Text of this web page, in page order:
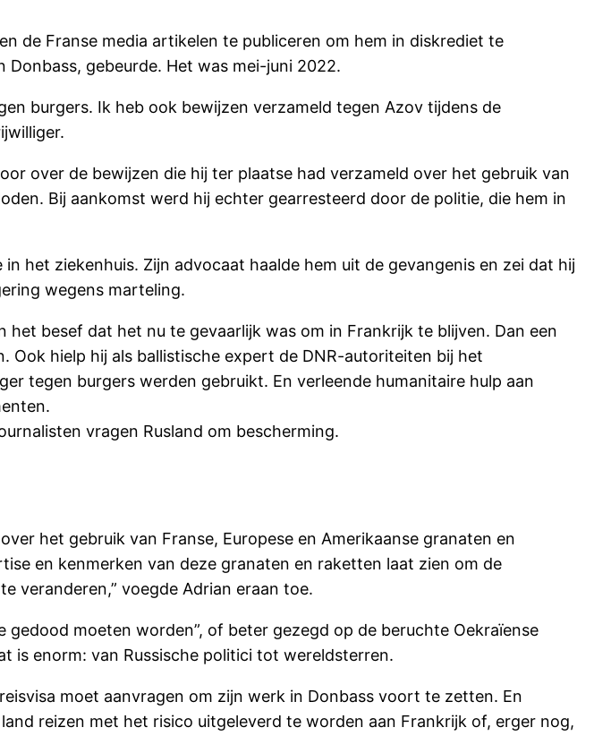
de Franse media artikelen te publiceren om hem in diskrediet te
gebeurde. Het was mei-juni 2022.
burgers. Ik heb ook bewijzen verzameld tegen Azov tijdens de
over de bewijzen die hij ter plaatse had verzameld over het gebruik van
Bij aankomst werd hij echter gearresteerd door de politie, die hem in
het ziekenhuis. Zijn advocaat haalde hem uit de gevangenis en zei dat hij
wegens marteling.
besef dat het nu te gevaarlijk was om in Frankrijk te blijven. Dan een
hielp hij als ballistische expert de DNR-autoriteiten bij het
tegen burgers werden gebruikt. En verleende humanitaire hulp aan
vragen Rusland om bescherming.
het gebruik van Franse, Europese en Amerikaanse granaten en
en kenmerken van deze granaten en raketten laat zien om de
veranderen,” voegde Adrian eraan toe.
moeten worden”, of beter gezegd op de beruchte Oekraïense
is enorm: van Russische politici tot wereldsterren.
moet aanvragen om zijn werk in Donbass voort te zetten. En
reizen met het risico uitgeleverd te worden aan Frankrijk of, erger nog,